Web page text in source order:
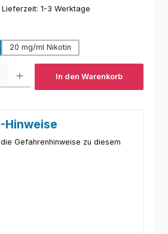
1-3 Werktage
20 mg/ml Nikotin
In den Warenkorb
Hinweise
Gefahrenhinweise zu diesem